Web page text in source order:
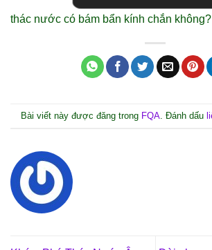
thác nước có bám bẩn kính chắn không?
Bài viết này được đăng trong FQA. Đánh dấu